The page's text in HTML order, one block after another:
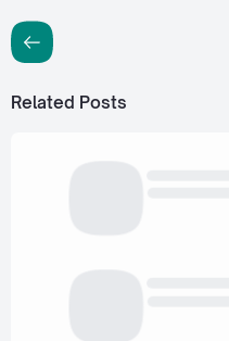
Related Posts